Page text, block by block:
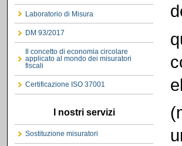
Laboratorio di Misura
DM 93/2017
Il concetto di economia circolare
applicato al mondo dei misuratori
fiscali
Certificazione ISO 37001
I nostri servizi
Sostituzione misuratori